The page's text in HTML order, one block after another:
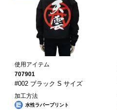
使用アイテム
707901
#002 ブラック S サイズ
加工方法
水性ラバープリント